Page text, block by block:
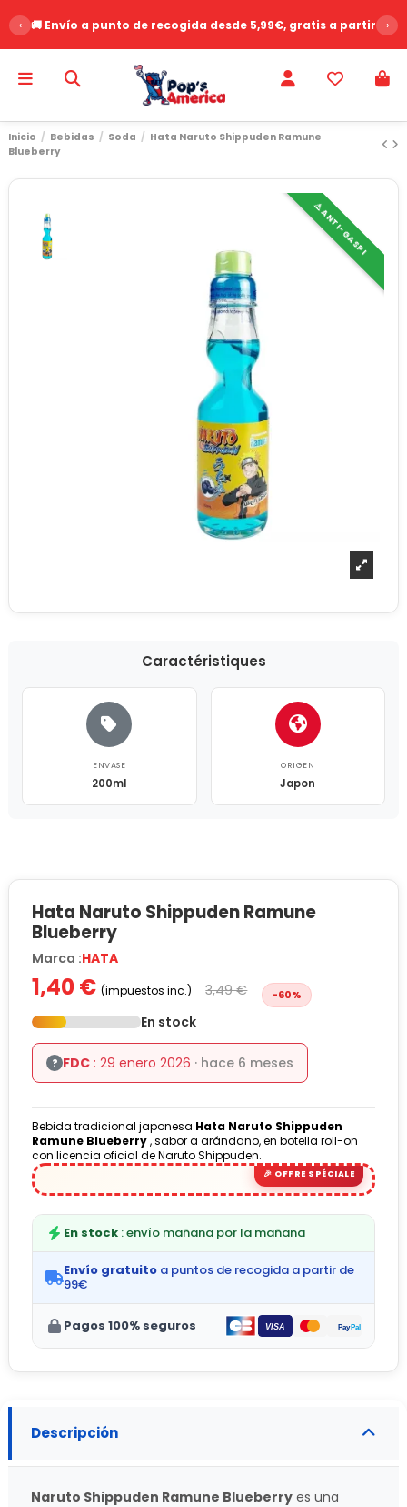
‹ 🚚 Envío a punto de recogida desde 5,99€, gratis a partir de
›
Inicio Bebidas Soda
Hata Naruto Shippuden Ramune
Blueberry
⚠️ ANTI-GASPI
Caractéristiques
ENVASE
200ml
ORIGEN
Japon
Hata Naruto Shippuden Ramune
Blueberry
Marca :HATA
1,40 € (impuestos inc.) 3,49 € -60%
En stock
? FDC : 29 enero 2026 · hace 6 meses
Bebida tradicional japonesa Hata Naruto Shippuden
Ramune Blueberry, sabor a arándano, en botella roll-on
con licencia oficial de Naruto Shippuden.
En stock : envío mañana por la mañana
Envío gratuito a puntos de recogida a partir de
99€
Pagos 100% seguros
Descripción
Naruto Shippuden Ramune Blueberry es una